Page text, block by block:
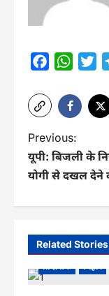
Facebook
P
o
n
a
Previous:
यूपी: बिजली के
योगी से दखल देने
Related Stories
प्रादेशिक
बिहार